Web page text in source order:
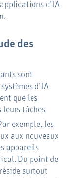
d’IA
des
sont
d’IA
que les
leurs tâches
exemple, les
aux nouveaux
appareils
Du point de
surtout